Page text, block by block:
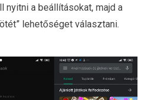
nyitni a beállításokat, majd a
lehetőséget választani.